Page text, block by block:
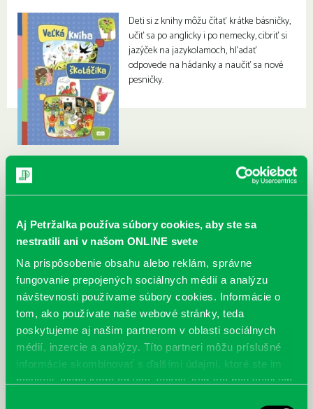
Aj Petržalka používa súbory cookies, aby ste sa
nestratili ani v našom ONLINE svete
Na prispôsobenie obsahu alebo reklám, správne
fungovanie prepojených sociálnych médií a analýzu
návštevnosti používame súbory cookies. Informácie o
tom, ako používate naše webové stránky, teda
poskytujeme aj našim partnerom v oblasti sociálnych
médií, inzercie a analýzy. Títo partneri môžu príslušné
informácie skombinovať s ďalšími údajmi, ktoré ste im
poskytli, alebo ktoré od vás získali, keď ste používali ich
Deti si z knihy môžu čítať krátke básničky,
učiť sa po anglicky i po nemecky, cibriť si
jazýček na jazykolamoch, hľadať
odpovede na hádanky a naučiť sa nové
pesničky.